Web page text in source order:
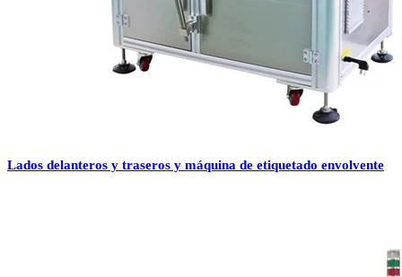
Lados delanteros y traseros y máquina de etiquetado envolvente